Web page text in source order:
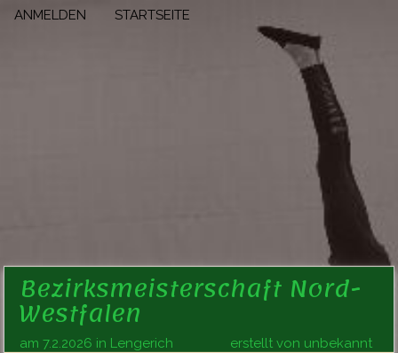
ANMELDEN STARTSEITE
Bezirksmeisterschaft Nord-
Westfalen
am 7.2.2026 in Lengerich erstellt von unbekannt